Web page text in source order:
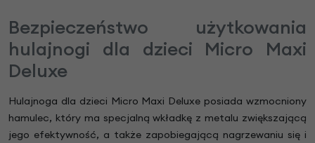
Bezpieczeństwo użytkowania
hulajnogi dla dzieci Micro Maxi
Deluxe
Hulajnoga dla dzieci Micro Maxi Deluxe posiada wzmocniony
hamulec, który ma specjalną wkładkę z metalu zwiększającą
jego efektywność, a także zapobiegającą nagrzewaniu się i